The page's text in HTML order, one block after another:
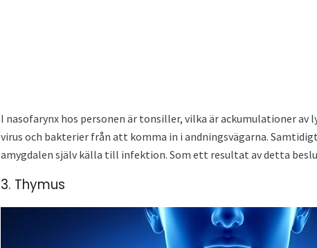
I nasofarynx hos personen är tonsiller, vilka är ackumulationer
virus och bakterier från att komma in i andningsvägarna.
amygdalen själv källa till infektion. Som ett resultat av detta
3. Thymus